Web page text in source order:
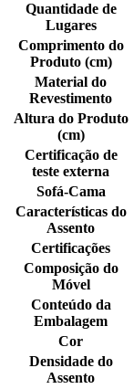
Quantidade de
Lugares
Comprimento do
Produto (cm)
Material do
Revestimento
Altura do Produto
(cm)
Certificação de
teste externa
Sofá-Cama
Características do
Assento
Certificações
Composição do
Móvel
Conteúdo da
Embalagem
Cor
Densidade do
Assento